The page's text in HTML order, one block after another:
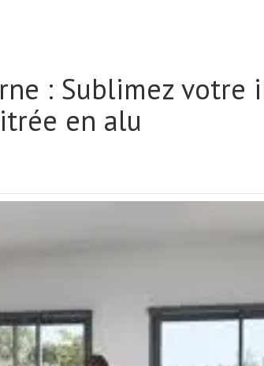
: Sublimez votre
en alu